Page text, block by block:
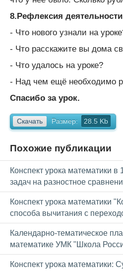
8.Рефлексия
- Что нового узнали на
- Что расскажите вы дома
- Что удалось на уроке?
- Над чем ещё необходимо
Спасибо за урок.
Скачать Размер: 28.5 Kb
Похожие публикации
Конспект урока математики
задач на разностное
Конспект урока математики
способа вычитания с
Календарно-тематическое
математике УМК "Школа
Конспект урока математики: